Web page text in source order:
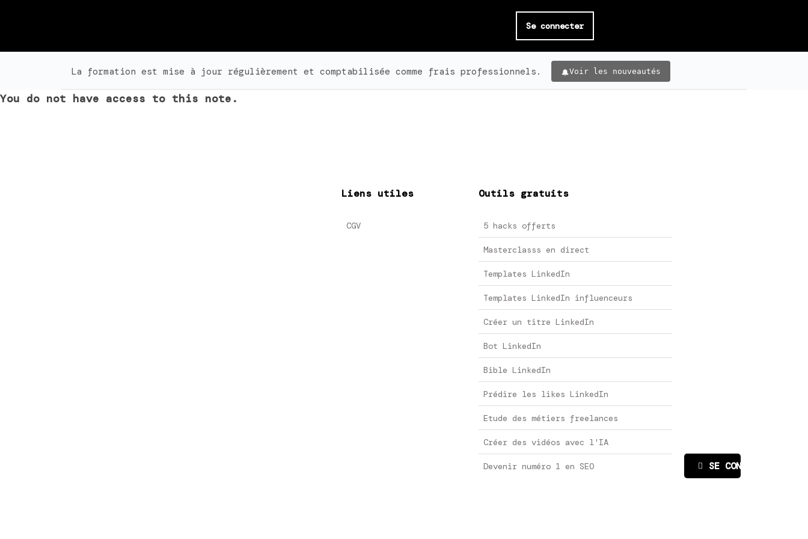
Se connecter
La formation est mise à jour régulièrement et comptabilisée comme frais professionnels. Voir les nouveautés
You do not have access to this note.
Liens utiles
CGV
Outils gratuits
5 hacks offerts
Masterclasss en direct
Templates LinkedIn
Templates LinkedIn influenceurs
Créer un titre LinkedIn
Bot LinkedIn
Bible LinkedIn
Prédire les likes LinkedIn
Etude des métiers freelances
Créer des vidéos avec l'IA
Devenir numéro 1 en SEO SE CONNECTER